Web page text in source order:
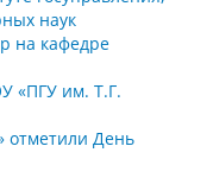
наук
на кафедре
«ПГУ им. Т.Г.
отметили День